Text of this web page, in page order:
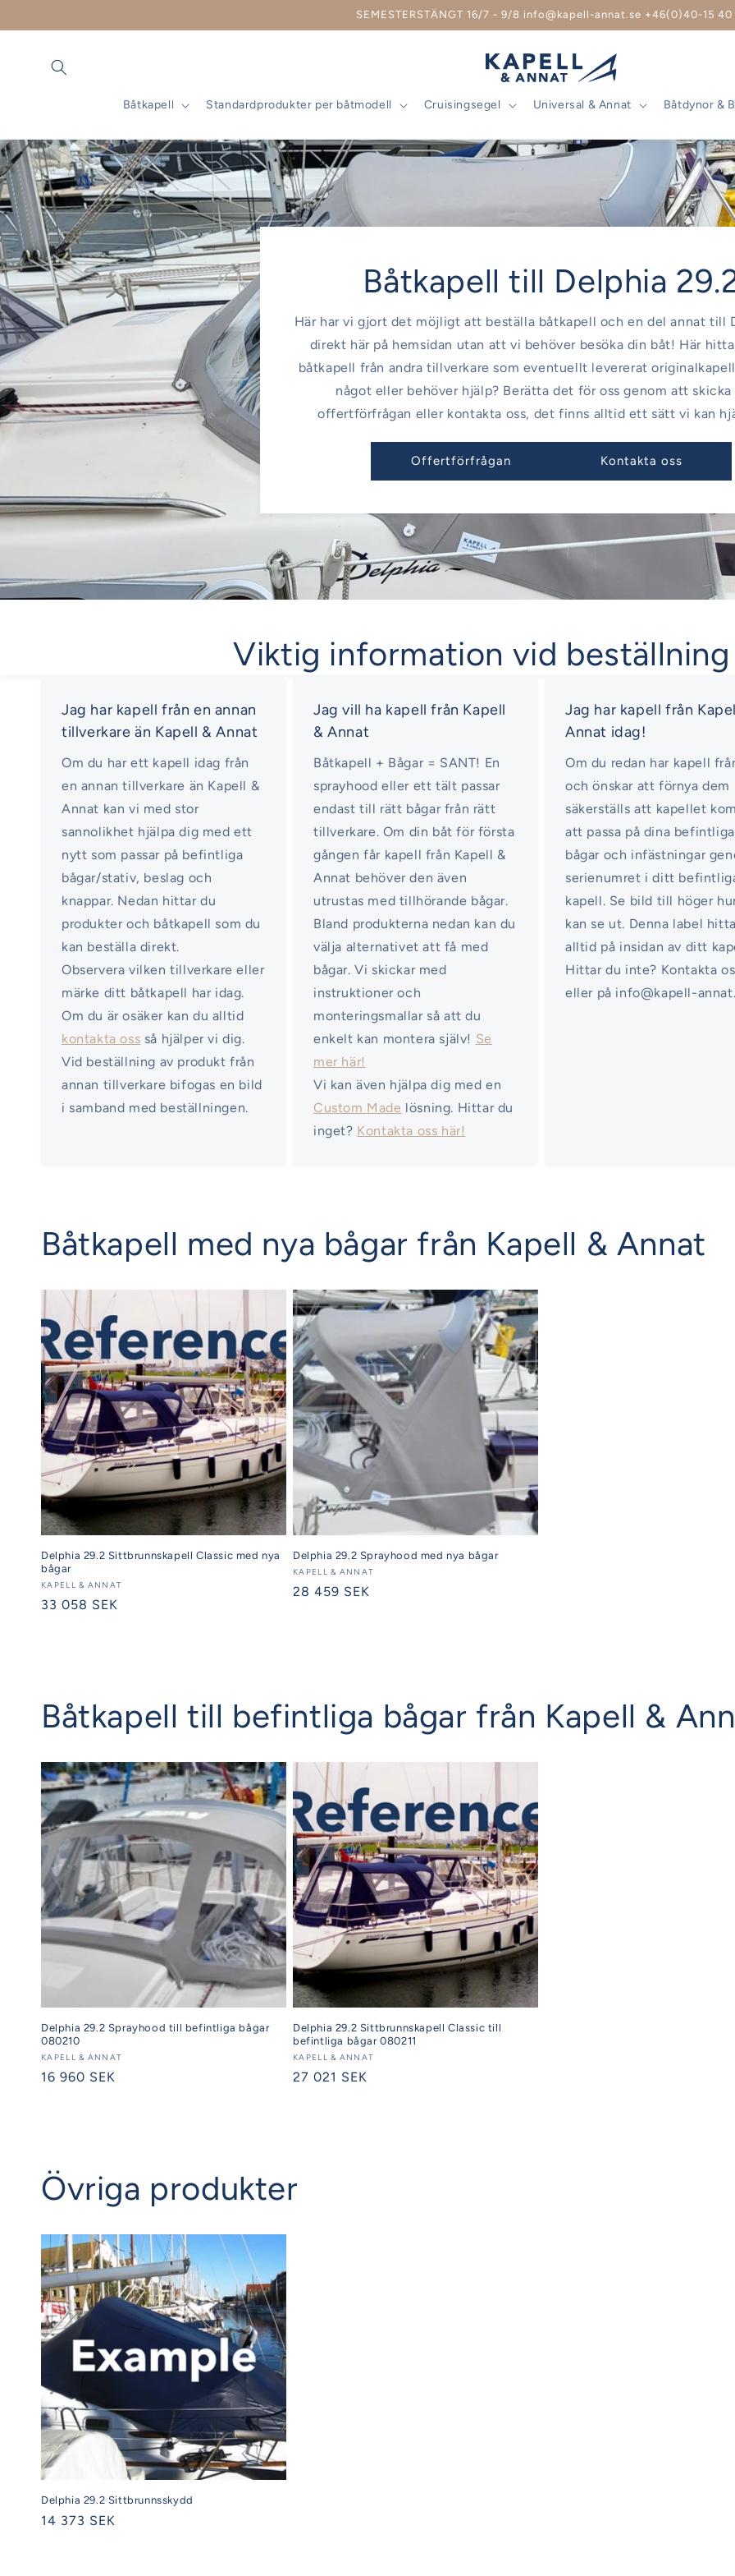
SEMESTERSTÄNGT 16/7 - 9/8 info@kapell-annat.se +46(0)40-15 40
Båtkapell Standardprodukter per båtmodell Cruisingsegel Universal & Annat Båtdynor &
Båtkapell till Delphia
Här har vi gjort det möjligt att beställa båtkapell och en del annat till
direkt här på hemsidan utan att vi behöver besöka din båt! Här
båtkapell från andra tillverkare som eventuellt levererat
något eller behöver hjälp? Berätta det för oss genom att
offertförfrågan eller kontakta oss, det finns alltid ett sätt vi kan
Offertförfrågan Kontakta oss
Viktig information vid beställning
Jag har kapell från en annan
tillverkare än Kapell & Annat
Om du har ett kapell idag från
en annan tillverkare än Kapell &
Annat kan vi med stor
sannolikhet hjälpa dig med ett
nytt som passar på befintliga
bågar/stativ, beslag och
knappar. Nedan hittar du
produkter och båtkapell som du
kan beställa direkt.
Observera vilken tillverkare eller
märke ditt båtkapell har idag.
Om du är osäker kan du alltid
kontakta oss så hjälper vi dig.
Vid beställning av produkt från
annan tillverkare bifogas en bild
i samband med beställningen.
Jag vill ha kapell från Kapell
& Annat
Båtkapell + Bågar = SANT! En
sprayhood eller ett tält passar
endast till rätt bågar från rätt
tillverkare. Om din båt för första
gången får kapell från Kapell &
Annat behöver den även
utrustas med tillhörande bågar.
Bland produkterna nedan kan du
välja alternativet att få med
bågar. Vi skickar med
instruktioner och
monteringsmallar så att du
enkelt kan montera själv! Se
mer här!
Vi kan även hjälpa dig med en
Custom Made lösning. Hittar du
inget? Kontakta oss här!
Jag har kapell från
Annat idag!
Om du redan har kapell
och önskar att förnya dem
säkerställs att kapellet
att passa på dina befintliga
bågar och infästningar
serienumret i ditt
kapell. Se bild till höger
kan se ut. Denna label
alltid på insidan av ditt
Hittar du inte? Kontakta
eller på info@kapell-
Båtkapell med nya bågar från Kapell & Annat
Delphia 29.2 Sittbrunnskapell Classic med nya
bågar
Säljare:
KAPELL & ANNAT
Ordinarie
33 058 SEK
Delphia 29.2 Sprayhood med nya bågar
Säljare:
KAPELL & ANNAT
Ordinarie
28 459 SEK
Båtkapell till befintliga bågar från Kapell &
Delphia 29.2 Sprayhood till befintliga bågar
080210
Säljare:
KAPELL & ANNAT
Ordinarie
16 960 SEK
Delphia 29.2 Sittbrunnskapell Classic till
befintliga bågar 080211
Säljare:
KAPELL & ANNAT
Ordinarie
27 021 SEK
Övriga produkter
Delphia 29.2 Sittbrunnsskydd
Ordinarie
14 373 SEK